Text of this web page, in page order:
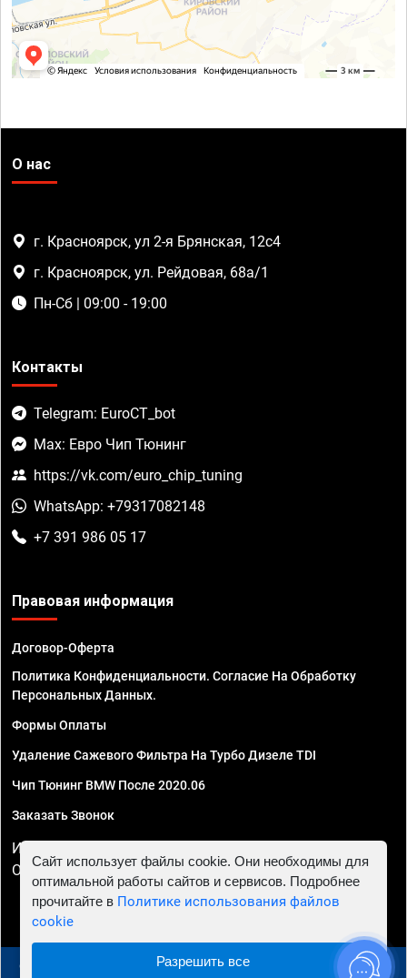
О нас
г. Красноярск, ул 2-я Брянская, 12с4
г. Красноярск, ул. Рейдовая, 68а/1
Пн-Сб | 09:00 - 19:00
Контакты
Telegram: EuroCT_bot
Max: Евро Чип Тюнинг
https://vk.com/euro_chip_tuning
WhatsApp: +79317082148
+7 391 986 05 17
Правовая информация
Договор-Оферта
Политика Конфиденциальности. Согласие На Обработку
Персональных Данных.
Формы Оплаты
Удаление Сажевого Фильтра На Турбо Дизеле TDI
Чип Тюнинг BMW После 2020.06
Заказать Звонок
ИП Смирнов Георгий Павлович. ИНН 781302555843,
ОГРНИП 324470400032610
© 2010 - 2026 Чип тюнинг в Красноярске - Автосервис
Сайт использует файлы cookie. Они необходимы для
оптимальной работы сайтов и сервисов. Подробнее
прочитайте в Политике использования файлов
cookie
Разрешить все